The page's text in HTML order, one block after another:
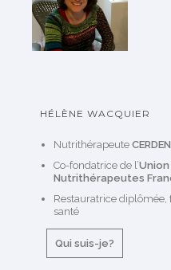
HÉLÈNE WACQUIER
Nutrithérapeute CERDEN
Co-fondatrice de l’Union
Nutrithérapeutes
Restauratrice diplômée,
santé
Qui suis-je?